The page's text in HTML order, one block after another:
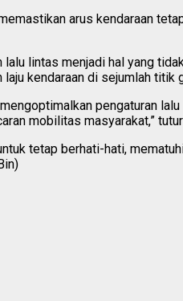
arus kendaraan
lintas menjadi hal yang
kendaraan di sejumlah titik
pengaturan
mobilitas masyarakat,”
tetap berhati-hati,